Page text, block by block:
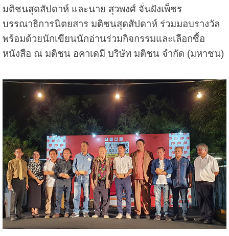
มติชนสุดสัปดาห์ และนาย สุวพงศ์ จั่นฝังเพ็ชร
บรรณาธิการนิตยสาร มติชนสุดสัปดาห์ ร่วมมอบรางวัล
พร้อมด้วยนักเขียนนักอ่านร่วมกิจกรรมและเลือกซื้อ
หนังสือ ณ มติชน อคาเดมี บริษัท มติชน จำกัด (มหาชน)